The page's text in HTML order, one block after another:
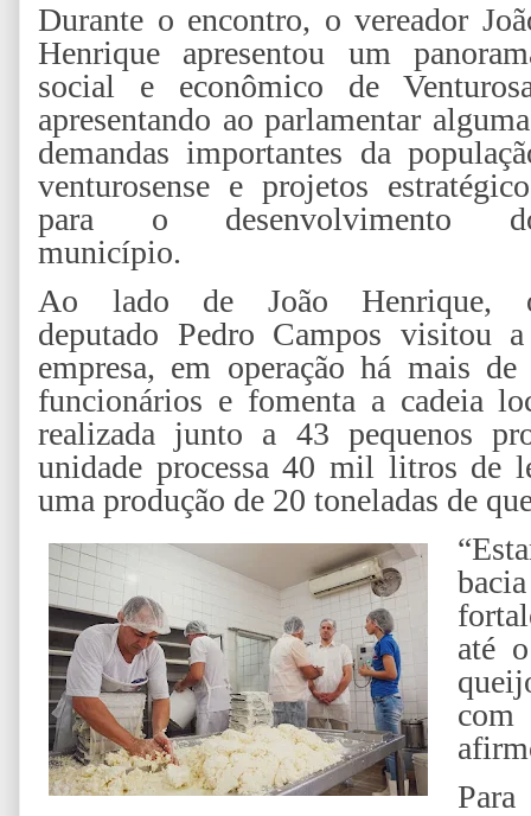
Durante o encontro, o vereador
Henrique apresentou um
social e econômico de
apresentando ao parlamentar
demandas importantes da
venturosense e projetos
para o desenvolvimento
município.
Ao lado de João Henrique,
deputado Pedro Campos visitou
empresa, em operação há mais
funcionários e fomenta a cadeia
realizada junto a 43 pequenos
unidade processa 40 mil litros de
uma produção de 20 toneladas de
até
com